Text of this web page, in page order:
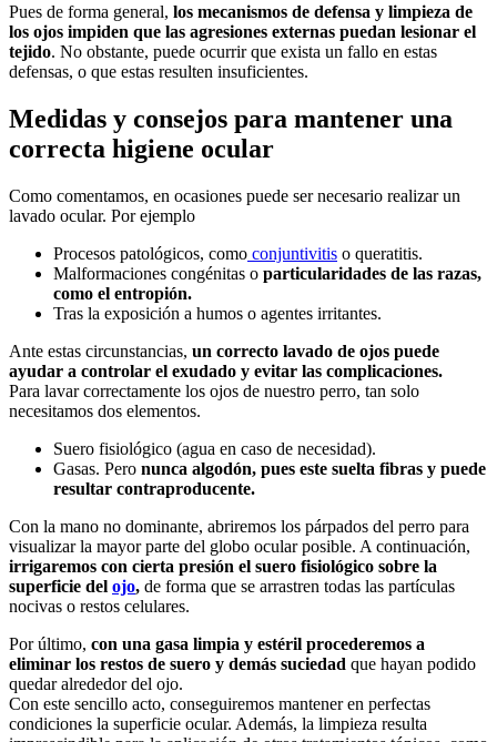
Pues de forma general, los mecanismos de defensa y limpieza de
los ojos impiden que las agresiones externas puedan lesionar el
tejido. No obstante, puede ocurrir que exista un fallo en estas
defensas, o que estas resulten insuficientes.
Medidas y consejos para mantener una
correcta higiene ocular
Como comentamos, en ocasiones puede ser necesario realizar un
lavado ocular. Por ejemplo
Procesos patológicos, como conjuntivitis o queratitis.
Malformaciones congénitas o particularidades de las razas,
como el entropión.
Tras la exposición a humos o agentes irritantes.
Ante estas circunstancias, un correcto lavado de ojos puede
ayudar a controlar el exudado y evitar las complicaciones.
Para lavar correctamente los ojos de nuestro perro, tan solo
necesitamos dos elementos.
Suero fisiológico (agua en caso de necesidad).
Gasas. Pero nunca algodón, pues este suelta fibras y puede
resultar contraproducente.
Con la mano no dominante, abriremos los párpados del perro para
visualizar la mayor parte del globo ocular posible. A continuación,
irrigaremos con cierta presión el suero fisiológico sobre la
superficie del ojo, de forma que se arrastren todas las partículas
nocivas o restos celulares.
Por último, con una gasa limpia y estéril procederemos a
eliminar los restos de suero y demás suciedad que hayan podido
quedar alrededor del ojo.
Con este sencillo acto, conseguiremos mantener en perfectas
condiciones la superficie ocular. Además, la limpieza resulta